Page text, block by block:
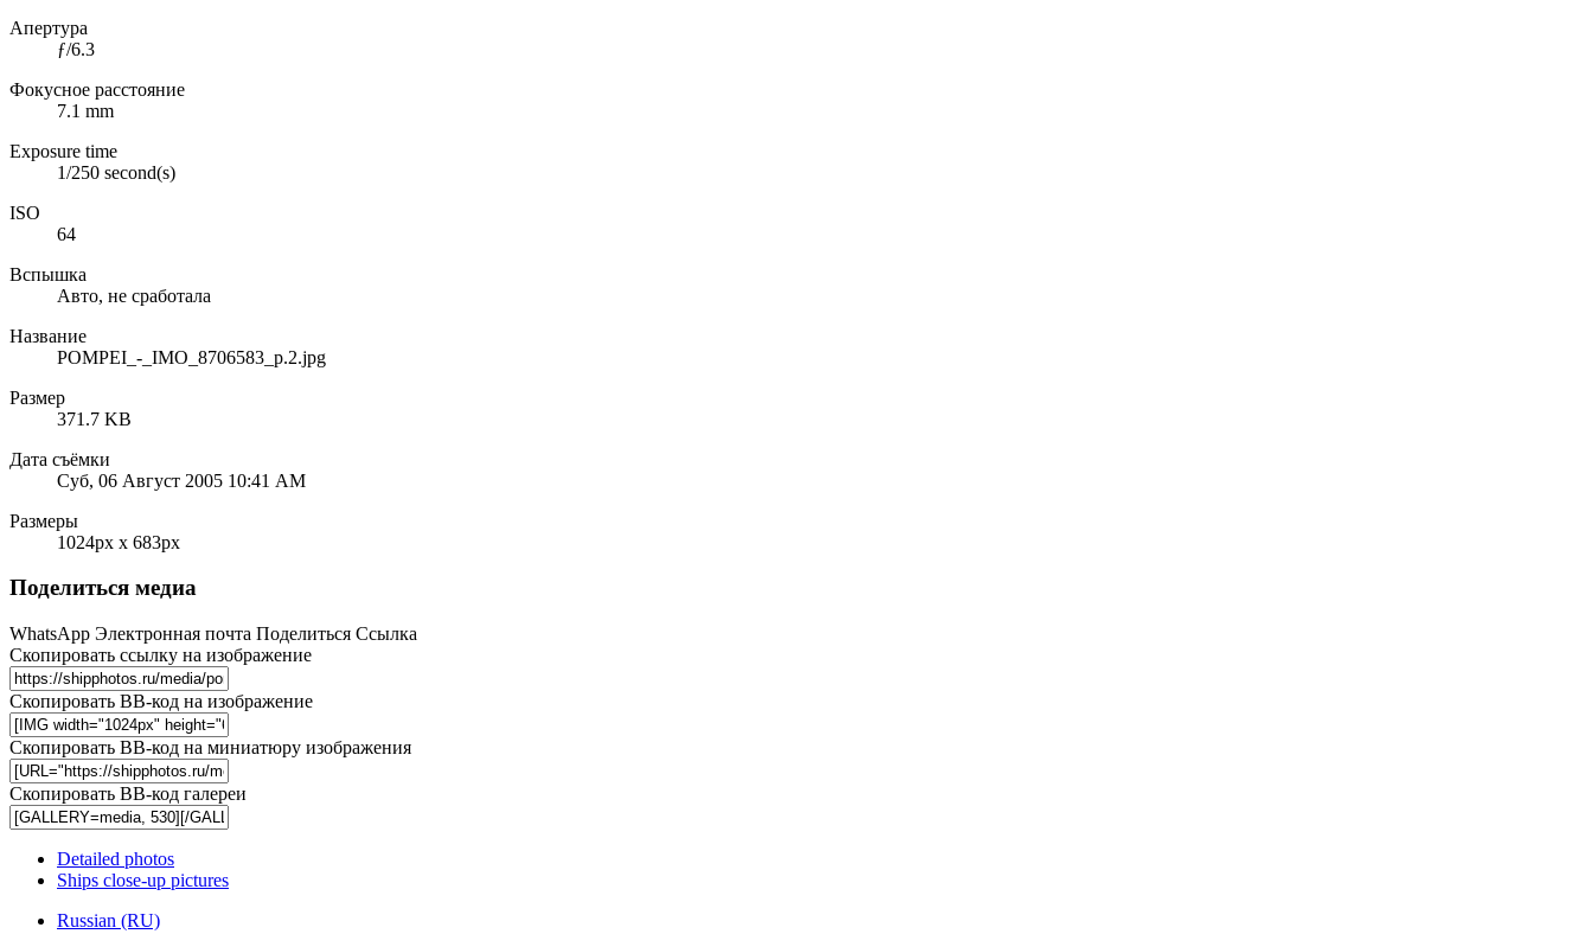
Апертура
ƒ/6.3
Фокусное расстояние
7.1 mm
Exposure time
1/250 second(s)
ISO
64
Вспышка
Авто, не сработала
Название
POMPEI_-_IMO_8706583_p.2.jpg
Размер
371.7 KB
Дата съёмки
Суб, 06 Август 2005 10:41 AM
Размеры
1024px x 683px
Поделиться медиа
WhatsApp Электронная почта Поделиться Ссылка
Скопировать ссылку на изображение
Скопировать BB-код на изображение
Скопировать BB-код на миниатюру изображения
Скопировать BB-код галереи
Detailed photos
Ships close-up pictures
Russian (RU)